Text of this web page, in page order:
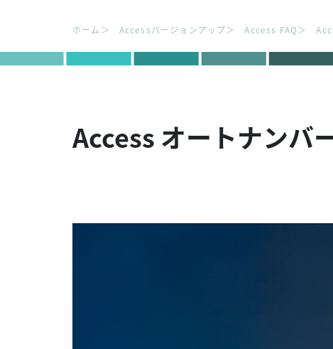
ホーム Accessバージョンアップ Access FAQ
Access オートナンバ